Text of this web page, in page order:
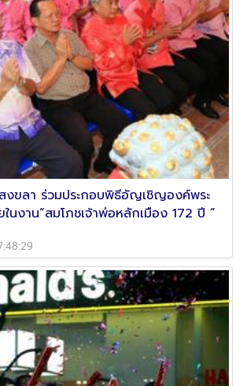
งขลา ร่วมประกอบพิธีอัญเชิญองค์พระ
นงาน“สมโภชเจ้าพ่อหลักเมือง 172 ปี ”